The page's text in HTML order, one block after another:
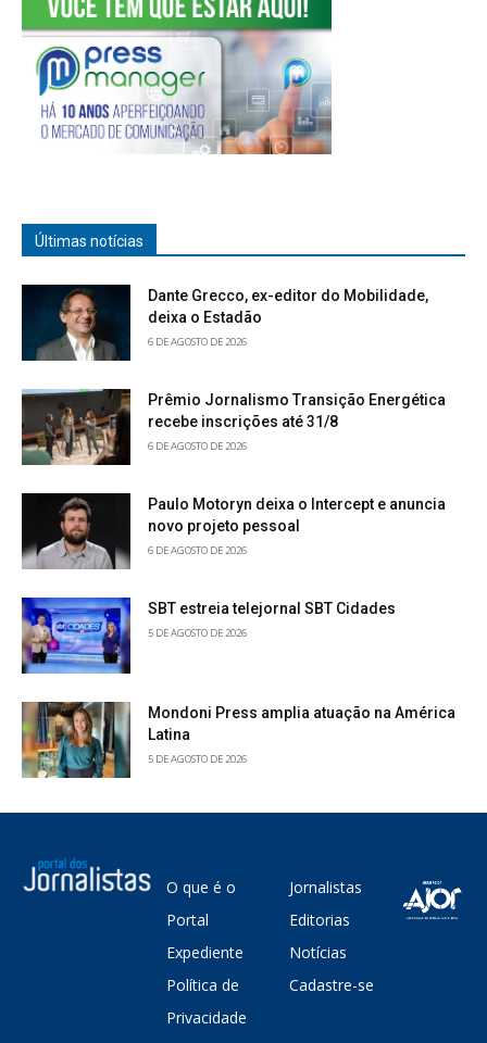
Últimas notícias
Dante Grecco, ex-editor do Mobilidade,
deixa o Estadão
6 DE AGOSTO DE 2026
Prêmio Jornalismo Transição Energética
recebe inscrições até 31/8
6 DE AGOSTO DE 2026
Paulo Motoryn deixa o Intercept e anuncia
novo projeto pessoal
6 DE AGOSTO DE 2026
SBT estreia telejornal SBT Cidades
5 DE AGOSTO DE 2026
Mondoni Press amplia atuação na América
Latina
5 DE AGOSTO DE 2026
O que é o
Portal
Expediente
Política de
Privacidade
Jornalistas
Editorias
Notícias
Cadastre-se